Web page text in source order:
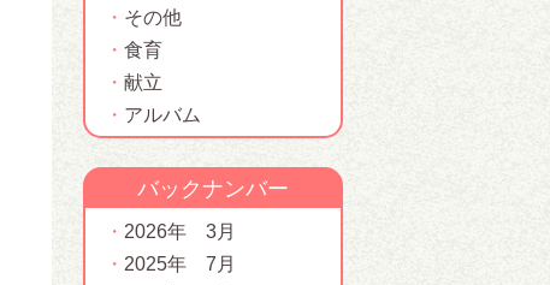
その他
食育
献立
アルバム
バックナンバー
2026年 3月
2025年 7月